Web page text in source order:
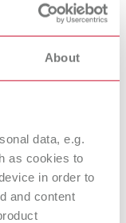
About
data, e.g.
as cookies to
in order to
and content
mittelhart weich
Kronen-
A.
Modellierwachse